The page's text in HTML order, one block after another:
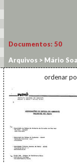
Documentos: 50
Arquivos > Mário
Lisboa
ordenar